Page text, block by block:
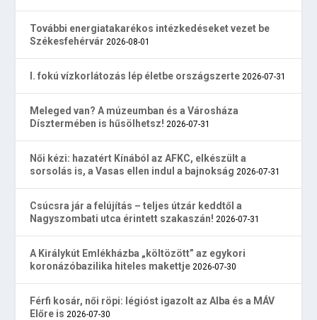
További energiatakarékos intézkedéseket vezet be
Székesfehérvár 2026-08-01
I. fokú vízkorlátozás lép életbe országszerte 2026-07-31
Meleged van? A múzeumban és a Városháza
Dísztermében is hűsölhetsz! 2026-07-31
Női kézi: hazatért Kínából az AFKC, elkészült a
sorsolás is, a Vasas ellen indul a bajnokság 2026-07-31
Csúcsra jár a felújítás – teljes útzár keddtől a
Nagyszombati utca érintett szakaszán! 2026-07-31
A Királykút Emlékházba „költözött” az egykori
koronázóbazilika hiteles makettje 2026-07-30
Férfi kosár, női röpi: légióst igazolt az Alba és a MÁV
Előre is 2026-07-30